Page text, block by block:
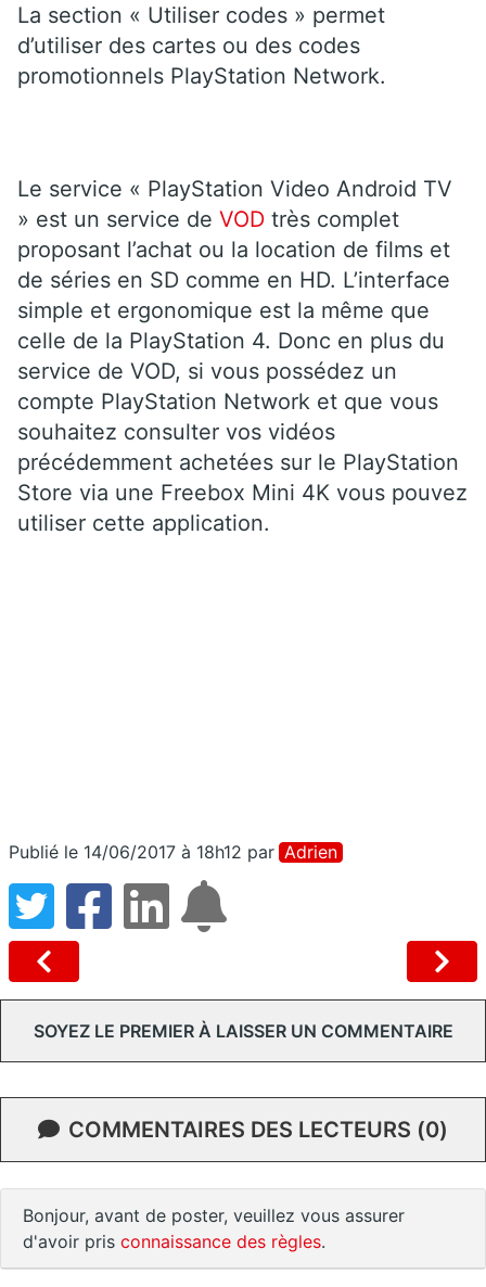
La section « Utiliser codes » permet
d’utiliser des cartes ou des codes
promotionnels PlayStation Network.
Le service « PlayStation Video Android TV
» est un service de VOD très complet
proposant l’achat ou la location de films et
de séries en SD comme en HD. L’interface
simple et ergonomique est la même que
celle de la PlayStation 4. Donc en plus du
service de VOD, si vous possédez un
compte PlayStation Network et que vous
souhaitez consulter vos vidéos
précédemment achetées sur le PlayStation
Store via une Freebox Mini 4K vous pouvez
utiliser cette application.
Publié le 14/06/2017 à 18h12 par Adrien
SOYEZ LE PREMIER À LAISSER UN COMMENTAIRE
COMMENTAIRES DES LECTEURS (0)
Bonjour, avant de poster, veuillez vous assurer
d'avoir pris connaissance des règles.